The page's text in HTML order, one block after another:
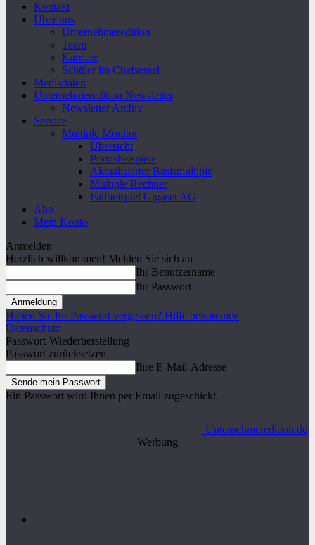
Kontakt
Über uns
Unternehmeredition
Team
Karriere
Schüler im Chefsessel
Mediadaten
Unternehmeredition Newsletter
Newsletter Archiv
Service
Multiple Monitor
Übersicht
Praxisbeispiele
Aktualisierter Basismultiple
Multiple Rechner
Fallbeispiel Gigaset AG
Abo
Mein Konto
Anmelden
Herzlich willkommen! Melden Sie sich an
Ihr Benutzername
Ihr Passwort
Haben Sie Ihr Passwort vergessen? Hilfe bekommen
Datenschutz
Passwort-Wiederherstellung
Passwort zurücksetzen
Ihre E-Mail-Adresse
Ein Passwort wird Ihnen per Email zugeschickt.
Unternehmeredition.de
Werbung